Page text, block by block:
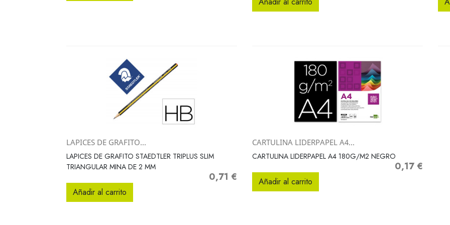
Vista rápida
LAPICES DE GRAFITO...
LAPICES DE GRAFITO STAEDTLER TRIPLUS SLIM
TRIANGULAR MINA DE 2 MM
Precio
0,71 €
Añadir al carrito
Vista rápida
CARTULINA LIDERPAPEL A4...
CARTULINA LIDERPAPEL A4 180G/M2 NEGRO
Precio
0,17 €
Añadir al carrito